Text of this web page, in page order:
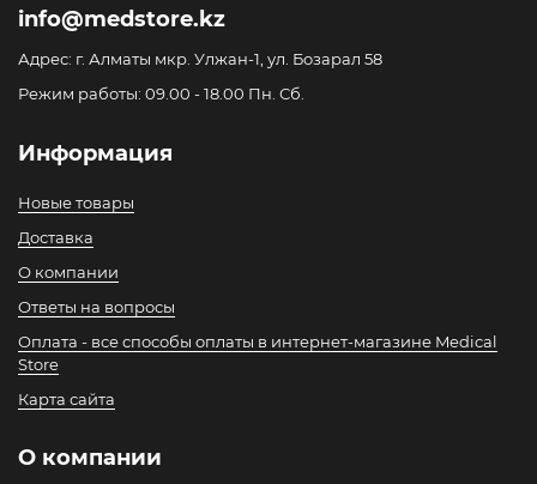
info@medstore.kz
Адрес: г. Алматы мкр. Улжан-1, ул. Бозарал 58
Режим работы: 09.00 - 18.00 Пн. Сб.
Информация
Новые товары
Доставка
О компании
Ответы на вопросы
Оплата - все способы оплаты в интернет-магазине Medical
Store
Карта сайта
О компании